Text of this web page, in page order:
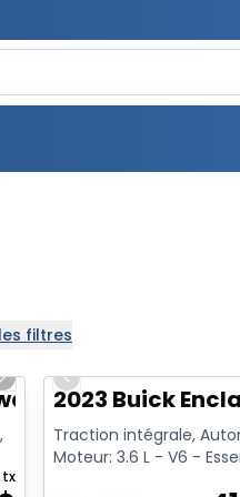
filtres
Next slide
4Dr Avenir
tx
Previous slide
2023 Buick
Traction intégrale,
Moteur: 3.6 L - V6 -